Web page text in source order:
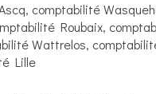
, comptabilité
Roubaix,
Wattrelos,
Lille